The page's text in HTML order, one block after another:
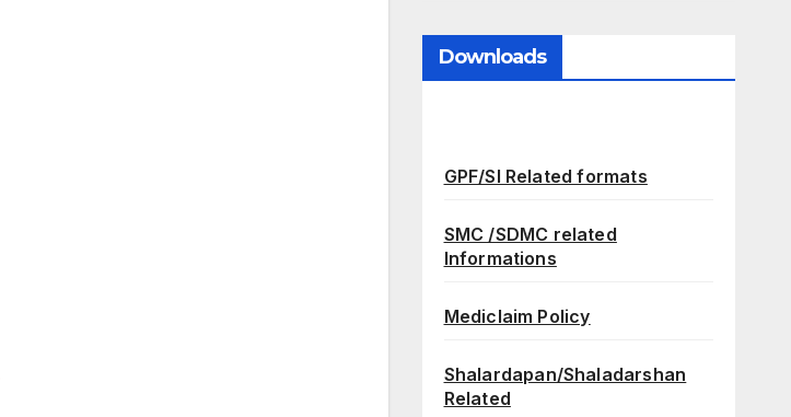
Downloads
GPF/SI Related formats
SMC /SDMC related
Informations
Mediclaim Policy
Shalardapan/Shaladarshan
Related